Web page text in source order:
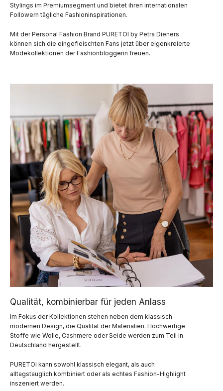
Stylings im Premiumsegment und bietet ihren internationalen
Followern tägliche Fashioninspirationen.
Mit der Personal Fashion Brand PURETOI by Petra Dieners
können sich die eingefleischten Fans jetzt über eigenkreierte
Modekollektionen der Fashionbloggerin freuen.
Qualität, kombinierbar für jeden Anlass
Im Fokus der Kollektionen stehen neben dem klassisch-
modernen Design, die Qualität der Materialien. Hochwertige
Stoffe wie Wolle, Cashmere oder Seide werden zum Teil in
Deutschland hergestellt.
PURETOI kann sowohl klassisch elegant, als auch
alltagstauglich kombiniert oder als echtes Fashion-Highlight
inszeniert werden.